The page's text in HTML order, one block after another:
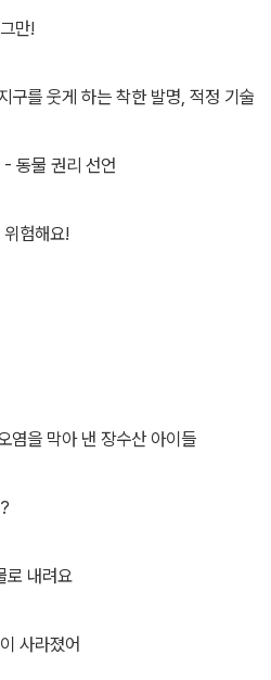
만!
구를 웃게 하는 착한 발명, 적정 기술
동물 권리 선언
험해요!
염을 막아 낸 장수산 아이들
로 내려요
사라졌어